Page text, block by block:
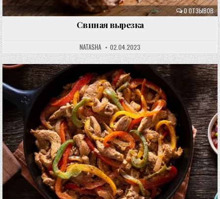
0 ОТЗЫВОВ
Свиная вырезка
NATASHA 02.04.2023